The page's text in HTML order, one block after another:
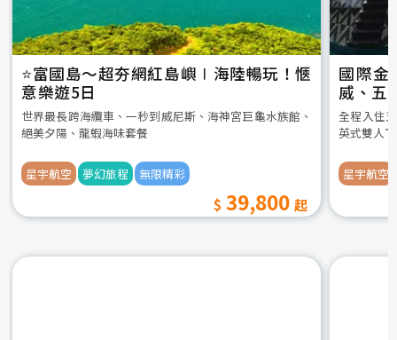
⭐️富國島～超夯網紅島嶼∣海陸暢玩！愜
意樂遊5日
世界最長跨海纜車、一秒到威尼斯、海神宮巨龜水族館、
絕美夕陽、龍蝦海味套餐
星宇航空 夢幻旅程 無限精彩
39,800
國際金
威、五
全程入住
英式雙人
星宇航空